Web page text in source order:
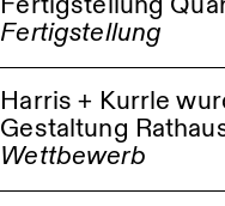
Fertigstellung
Quartier Stöckachplatz
Harris + Kurrle
Gestaltung
Wettbewerb